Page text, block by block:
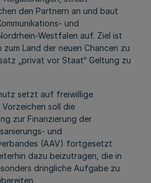
den Partnern an und baut
und
Westfalen auf. Ziel ist
Land der neuen Chancen zu
„privat vor Staat“ Geltung zu
setzt auf freiwillige
soll die
zur Finanzierung der
und
(AAV) fortgesetzt
dazu beizutragen, die in
dringliche Aufgabe zu